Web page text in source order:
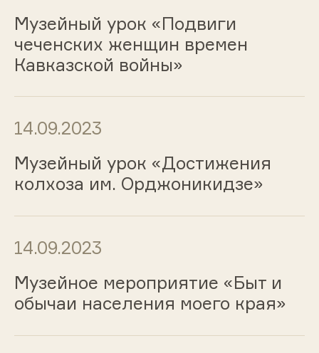
Музейный урок «Подвиги
чеченских женщин времен
Кавказской войны»
14.09.2023
Музейный урок «Достижения
колхоза им. Орджоникидзе»
14.09.2023
Музейное мероприятие «Быт и
обычаи населения моего края»